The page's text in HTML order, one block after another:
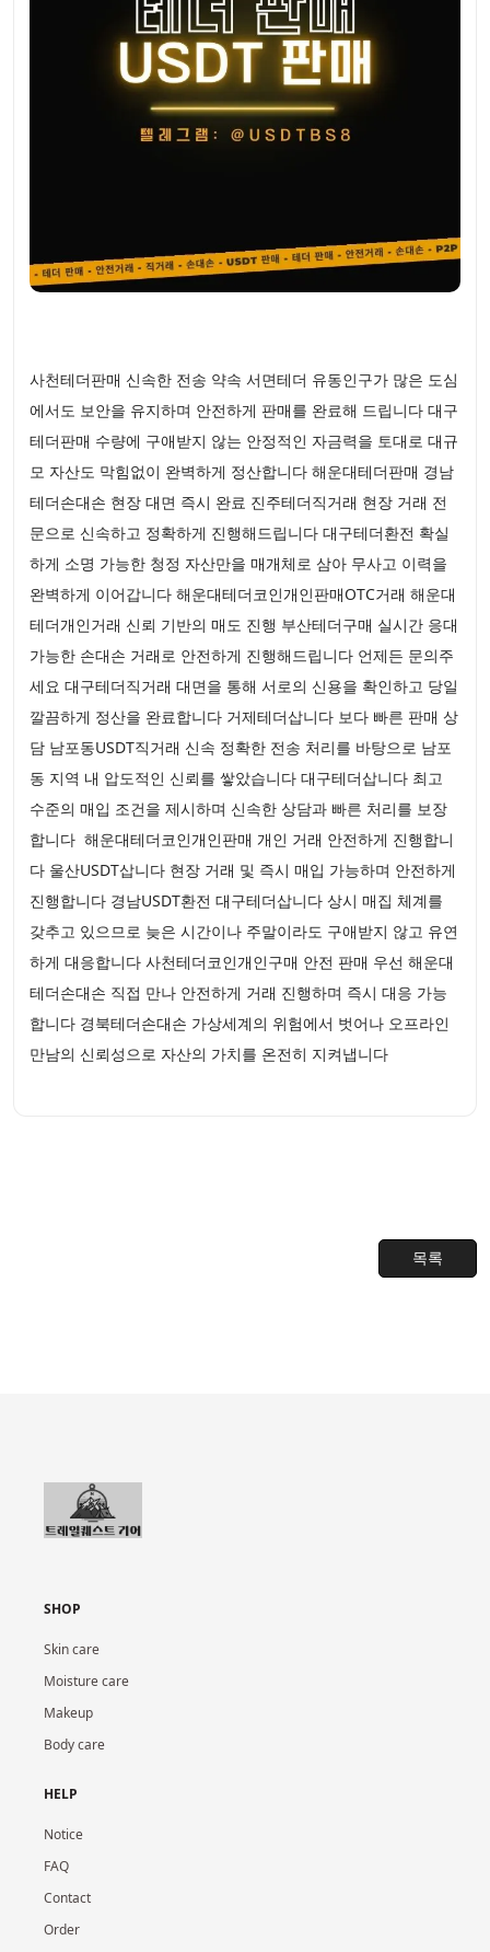
사천테더판매 신속한 전송 약속 서면테더 유동인구가 많은 도심
에서도 보안을 유지하며 안전하게 판매를 완료해 드립니다 대구
테더판매 수량에 구애받지 않는 안정적인 자금력을 토대로 대규
모 자산도 막힘없이 완벽하게 정산합니다 해운대테더판매 경남
테더손대손 현장 대면 즉시 완료 진주테더직거래 현장 거래 전
문으로 신속하고 정확하게 진행해드립니다 대구테더환전 확실
하게 소명 가능한 청정 자산만을 매개체로 삼아 무사고 이력을
완벽하게 이어갑니다 해운대테더코인개인판매OTC거래 해운대
테더개인거래 신뢰 기반의 매도 진행 부산테더구매 실시간 응대
가능한 손대손 거래로 안전하게 진행해드립니다 언제든 문의주
세요 대구테더직거래 대면을 통해 서로의 신용을 확인하고 당일
깔끔하게 정산을 완료합니다 거제테더삽니다 보다 빠른 판매 상
담 남포동USDT직거래 신속 정확한 전송 처리를 바탕으로 남포
동 지역 내 압도적인 신뢰를 쌓았습니다 대구테더삽니다 최고
수준의 매입 조건을 제시하며 신속한 상담과 빠른 처리를 보장
합니다 해운대테더코인개인판매 개인 거래 안전하게 진행합니
다 울산USDT삽니다 현장 거래 및 즉시 매입 가능하며 안전하게
진행합니다 경남USDT환전 대구테더삽니다 상시 매집 체계를
갖추고 있으므로 늦은 시간이나 주말이라도 구애받지 않고 유연
하게 대응합니다 사천테더코인개인구매 안전 판매 우선 해운대
테더손대손 직접 만나 안전하게 거래 진행하며 즉시 대응 가능
합니다 경북테더손대손 가상세계의 위험에서 벗어나 오프라인
만남의 신뢰성으로 자산의 가치를 온전히 지켜냅니다
목록
SHOP
Skin care
Moisture care
Makeup
Body care
HELP
Notice
FAQ
Contact
Order